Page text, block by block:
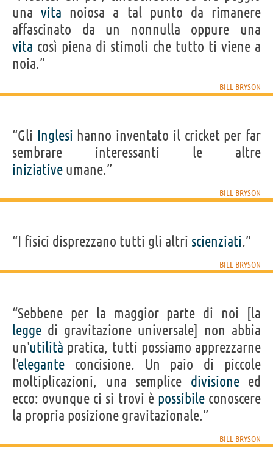
unavita noiosa a tal punto da rimanere
affascinato da un nonnulla oppure una
vita così piena di stimoli che tutto ti viene a
noia.”
BILL BRYSON
“Gli Inglesi hanno inventato il cricket per far
sembrare interessanti le altre
iniziative umane.”
BILL BRYSON
“I fisici disprezzano tutti gli altri scienziati.”
BILL BRYSON
“Sebbene per la maggior parte di noi [la
legge di gravitazione universale] non abbia
un'utilità pratica, tutti possiamo apprezzarne
l'elegante concisione. Un paio di piccole
moltiplicazioni, una semplice divisioneed
ecco: ovunque ci si trovi è possibileconoscere
la propria posizione gravitazionale.”
BILL BRYSON